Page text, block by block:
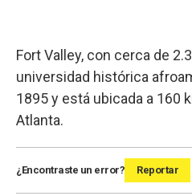
Fort Valley, con cerca de
universidad histórica
1895 y está ubicada a 160
Atlanta.
¿Encontraste un error? Reportar